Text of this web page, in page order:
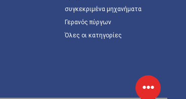
συγκεκριμένα μηχανήματα
Γερανός πύργων
Όλες οι κατηγορίες